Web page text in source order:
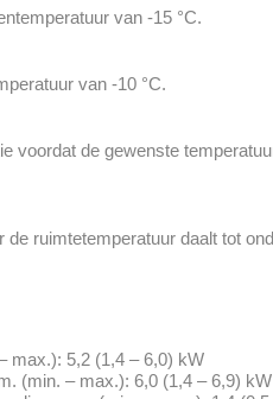
van -15 °C.
van -10 °C.
voordat de gewenste
ruimtetemperatuur daalt tot
max.): 5,2 (1,4 – 6,0) kW
(min. – max.): 6,0 (1,4 – 6,9) kW